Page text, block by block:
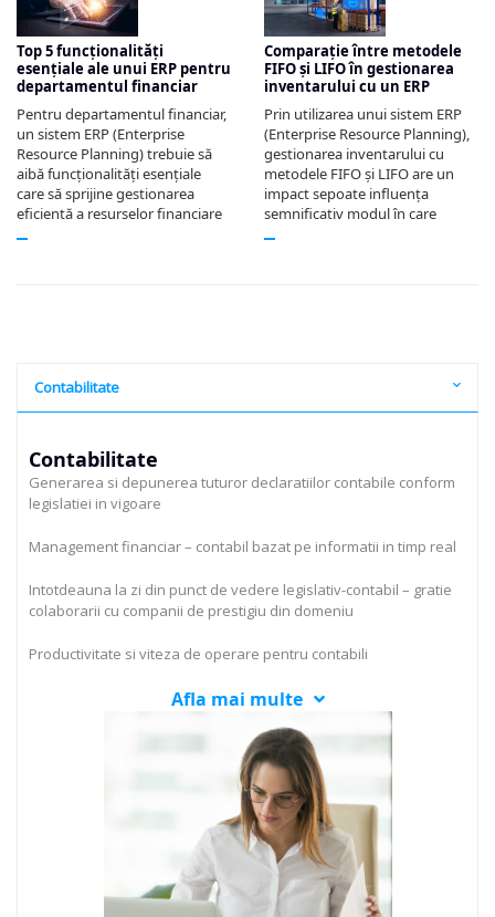
Top 5 funcționalități
esențiale ale unui ERP pentru
departamentul financiar
Pentru departamentul financiar,
un sistem ERP (Enterprise
Resource Planning) trebuie să
aibă funcționalități esențiale
care să sprijine gestionarea
eficientă a resurselor financiare
Comparație între metodele
FIFO și LIFO în gestionarea
inventarului cu un ERP
Prin utilizarea unui sistem ERP
(Enterprise Resource Planning),
gestionarea inventarului cu
metodele FIFO și LIFO are un
impact sepoate influența
semnificativ modul în care
Contabilitate
Contabilitate
Generarea si depunerea tuturor declaratiilor contabile conform
legislatiei in vigoare
Management financiar – contabil bazat pe informatii in timp real
Intotdeauna la zi din punct de vedere legislativ-contabil – gratie
colaborarii cu companii de prestigiu din domeniu
Productivitate si viteza de operare pentru contabili
Afla mai multe